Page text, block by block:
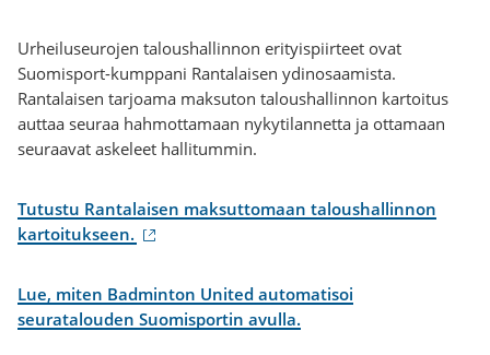
Urheiluseurojen taloushallinnon erityispiirteet ovat
Suomisport-kumppani Rantalaisen ydinosaamista.
Rantalaisen tarjoama maksuton taloushallinnon kartoitus
auttaa seuraa hahmottamaan nykytilannetta ja ottamaan
seuraavat askeleet hallitummin.
Tutustu Rantalaisen maksuttomaan taloushallinnon
kartoitukseen. (ulkoinen
Lue, miten Badminton United automatisoi
seuratalouden Suomisportin avulla.